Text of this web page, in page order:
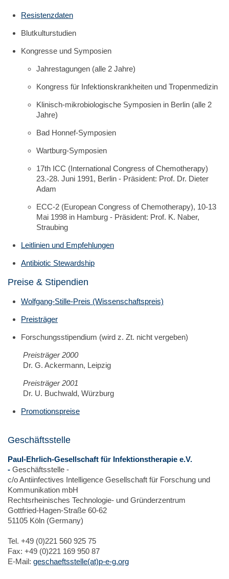
Resistenzdaten
Blutkulturstudien
Kongresse und Symposien
Jahrestagungen (alle 2 Jahre)
Kongress für Infektionskrankheiten und Tropenmedizin
Klinisch-mikrobiologische Symposien in Berlin (alle 2
Jahre)
Bad Honnef-Symposien
Wartburg-Symposien
17th ICC (International Congress of Chemotherapy)
23.-28. Juni 1991, Berlin - Präsident: Prof. Dr. Dieter
Adam
ECC-2 (European Congress of Chemotherapy), 10-13
Mai 1998 in Hamburg - Präsident: Prof. K. Naber,
Straubing
Leitlinien und Empfehlungen
Antibiotic Stewardship
Preise & Stipendien
Wolfgang-Stille-Preis (Wissenschaftspreis)
Preisträger
Forschungsstipendium (wird z. Zt. nicht vergeben)
Preisträger 2000
Dr. G. Ackermann, Leipzig
Preisträger 2001
Dr. U. Buchwald, Würzburg
Promotionspreise
Geschäftsstelle
Paul-Ehrlich-Gesellschaft für Infektionstherapie e.V.
- Geschäftsstelle -
c/o Antiinfectives Intelligence Gesellschaft für Forschung und
Kommunikation mbH
Rechtsrheinisches Technologie- und Gründerzentrum
Gottfried-Hagen-Straße 60-62
51105 Köln (Germany)
Tel. +49 (0)221 560 925 75
Fax: +49 (0)221 169 950 87
E-Mail: geschaeftsstelle(at)p-e-g.org